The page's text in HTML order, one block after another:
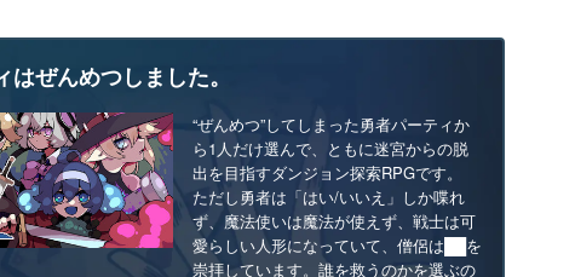
はぜんめつしました。
“ぜんめつ”してしまった勇者パーティか
ら1人だけ選んで、ともに迷宮からの脱
出を目指すダンジョン探索RPGです。
ただし勇者は「はい/いいえ」しか喋れ
ず、魔法使いは魔法が使えず、戦士は可
愛らしい人形になっていて、僧侶は██を
崇拝しています。誰を救うのかを選ぶの